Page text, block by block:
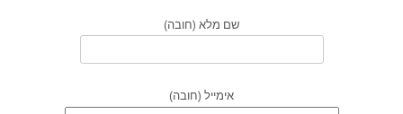
שם מלא (חובה)
אימייל (חובה)